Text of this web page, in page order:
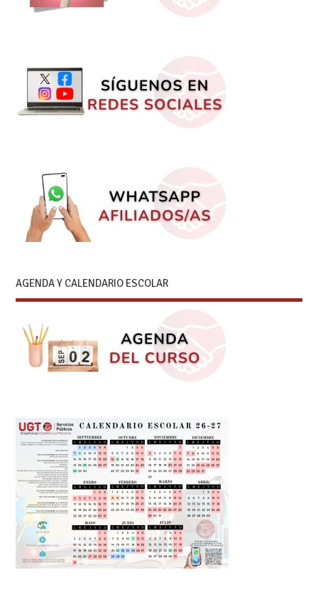
AGENDA Y CALENDARIO ESCOLAR